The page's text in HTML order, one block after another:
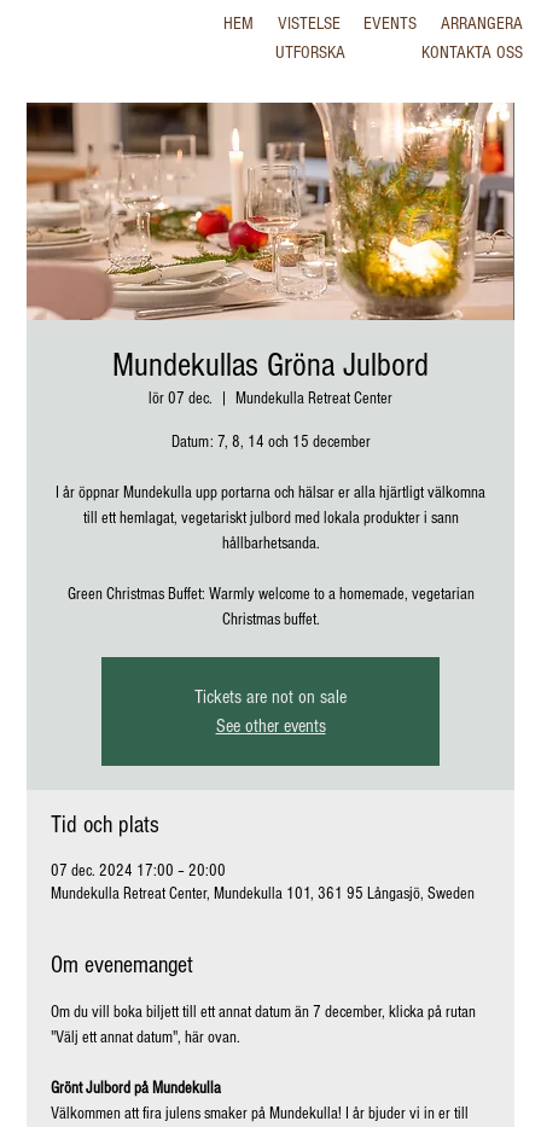
HEM VISTELSE EVENTS
ARRANGERA
UTFORSKA
KONTAKTA OSS
Mundekullas Gröna Julbord
lör 07 dec.
  |
Mundekulla Retreat Center
Datum: 7, 8, 14 och 15 december
I år öppnar Mundekulla upp portarna och hälsar er alla hjärtligt välkomna
till ett hemlagat, vegetariskt julbord med lokala produkter i sann
hållbarhetsanda.
Green Christmas Buffet: Warmly welcome to a homemade, vegetarian
Christmas buffet.
Tickets are not on sale
See other events
Tid och plats
07 dec. 2024 17:00 – 20:00
Mundekulla Retreat Center, Mundekulla 101, 361 95 Långasjö, Sweden
Om evenemanget
Om du vill boka biljett till ett annat datum än 7 december, klicka på rutan
"Välj ett annat datum", här ovan.
Grönt Julbord på Mundekulla
Välkommen att fira julens smaker på Mundekulla! I år bjuder vi in er till